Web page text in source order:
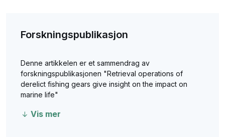
Forskningspublikasjon
Denne artikkelen er et sammendrag av
forskningspublikasjonen "Retrieval operations of
derelict fishing gears give insight on the impact on
marine life"
Vis mer